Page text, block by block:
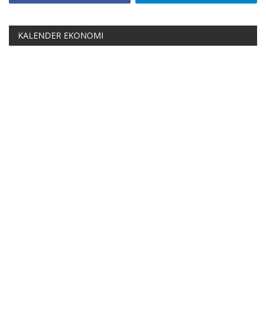
KALENDER EKONOMI